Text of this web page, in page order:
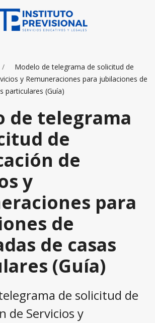
Modelo de telegrama de solicitud de
y Remuneraciones para jubilaciones de
particulares (Guía)
de telegrama
de
de
y
para
de
de casas
(Guía)
de solicitud de
de Servicios y